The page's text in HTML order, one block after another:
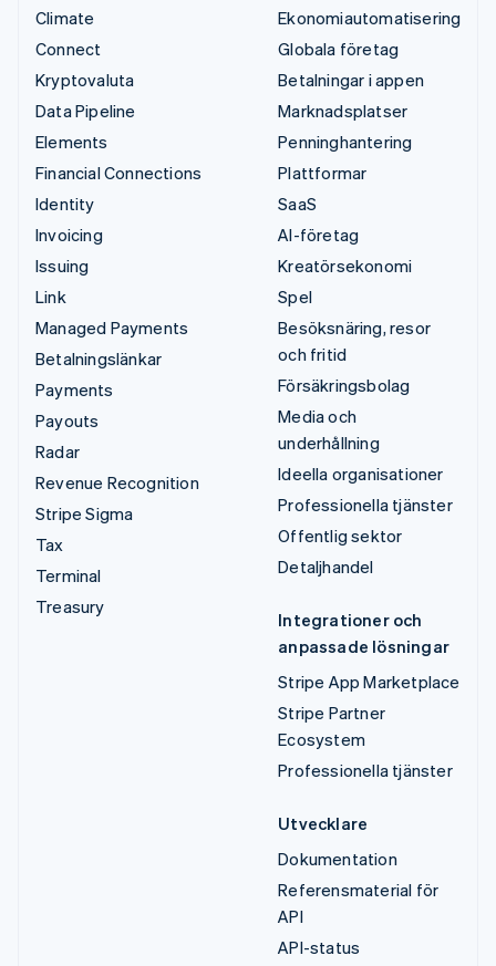
Climate
Connect
Kryptovaluta
Data Pipeline
Elements
Financial Connections
Identity
Invoicing
Issuing
Link
Managed Payments
Betalningslänkar
Payments
Payouts
Radar
Revenue Recognition
Stripe Sigma
Tax
Terminal
Treasury
Ekonomiautomatisering
Globala företag
Betalningar i appen
Marknadsplatser
Penninghantering
Plattformar
SaaS
AI-företag
Kreatörsekonomi
Spel
Besöksnäring, resor
och fritid
Försäkringsbolag
Media och
underhållning
Ideella organisationer
Professionella tjänster
Offentlig sektor
Detaljhandel
Integrationer och
anpassade lösningar
Stripe App Marketplace
Stripe Partner
Ecosystem
Professionella tjänster
Utvecklare
Dokumentation
Referensmaterial för
API
API-status